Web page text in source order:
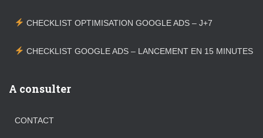
CHECKLIST OPTIMISATION GOOGLE ADS – J+7
CHECKLIST GOOGLE ADS – LANCEMENT EN 15 MINUTES
A consulter
CONTACT